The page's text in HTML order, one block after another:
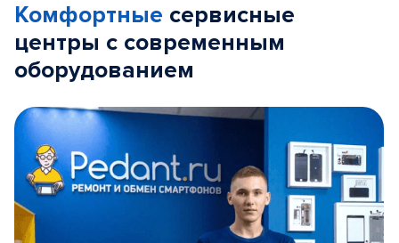
Комфортные сервисные
центры с современным
оборудованием